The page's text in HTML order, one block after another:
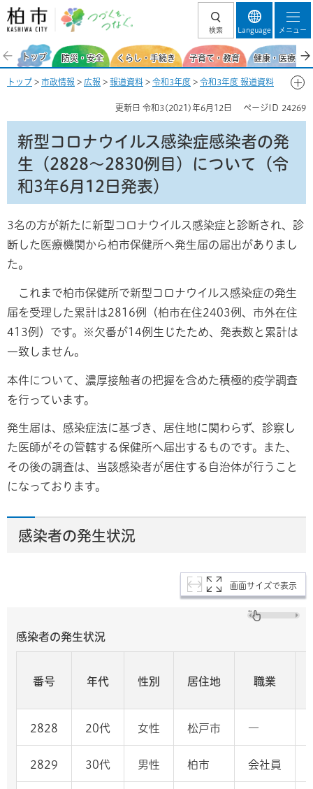
柏市 つづくを、
検索 Language メニュー
トップ 防災・安全 くらし・手続き 子育て・教育 健康・医療・
トップ > 市政情報 > 広報 > 報道資料 > 令和3年度 > 令和3年度 報道資料
染者の発生（2828～2830例目）について（令和3年6月12日発表）
更新日 令和3(2021)年6月12日 ページID 24269
新型コロナウイルス感染症感染者の発
生（2828～2830例目）について（令
和3年6月12日発表）
3名の方が新たに新型コロナウイルス感染症と診断され、診
断した医療機関から柏市保健所へ発生届の届出がありまし
た。
これまで柏市保健所で新型コロナウイルス感染症の発生
届を受理した累計は2816例（柏市在住2403例、市外在住
413例）です。※欠番が14例生じたため、発表数と累計は
一致しません。
本件について、濃厚接触者の把握を含めた積極的疫学調査
を行っています。
発生届は、感染症法に基づき、居住地に関わらず、診察し
た医師がその管轄する保健所へ届出するものです。また、
その後の調査は、当該感染者が居住する自治体が行うこと
になっております。
感染者の発生状況
画面サイズで表示
感染者の発生状況
番号 年代 性別 居住地
職業
2828 20代 女性 松戸市 ―
2829 30代 男性 柏市 会社員